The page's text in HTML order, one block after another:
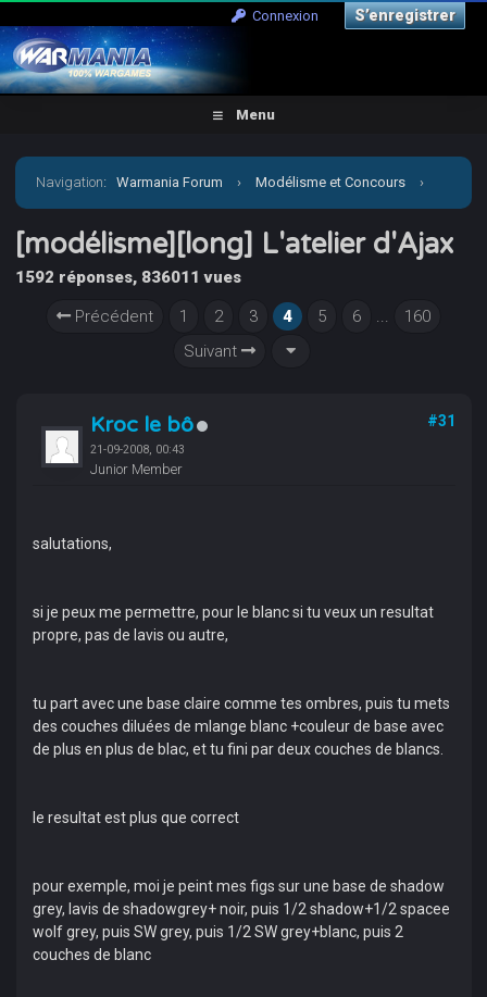
Connexion S’enregistrer
Menu
Navigation:Warmania Forum › Modélisme et Concours ›
Galerie › [modélisme][long] L'atelier d'Ajax
[modélisme][long] L'atelier d'Ajax
1592 réponses, 836011 vues
Précédent
1 2 3 4 5 6 ...
160
Suivant
Kroc le bô
21-09-2008, 00:43
Junior Member
#31
salutations,
si je peux me permettre, pour le blanc si tu veux un resultat
propre, pas de lavis ou autre,
tu part avec une base claire comme tes ombres, puis tu mets
des couches diluées de mlange blanc +couleur de base avec
de plus en plus de blac, et tu fini par deux couches de blancs.
le resultat est plus que correct
pour exemple, moi je peint mes figs sur une base de shadow
grey, lavis de shadowgrey+ noir, puis 1/2 shadow+1/2 spacee
wolf grey, puis SW grey, puis 1/2 SW grey+blanc, puis 2
couches de blanc